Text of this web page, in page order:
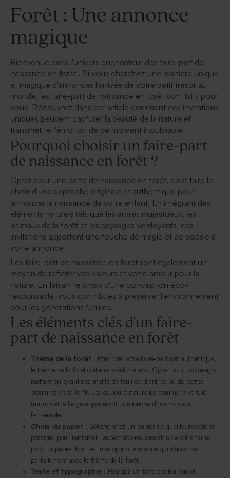
Forêt : Une annonce
magique
Bienvenue dans l'univers enchanteur des faire-part de
naissance en forêt ! Si vous cherchez une manière unique
et magique d'annoncer l'arrivée de votre petit trésor au
monde, les faire-part de naissance en forêt sont faits pour
vous. Découvrez dans cet article comment ces invitations
uniques peuvent capturer la beauté de la nature et
transmettre l'émotion de ce moment inoubliable.
Pourquoi choisir un faire-part
de naissance en forêt ?
Opter pour une carte de naissance en forêt, c'est faire le
choix d'une approche originale et authentique pour
annoncer la naissance de votre enfant. En intégrant des
éléments naturels tels que les arbres majestueux, les
animaux de la forêt et les paysages verdoyants, ces
invitations apportent une touche de magie et de poésie à
votre annonce.
Les faire-part de naissance en forêt sont également un
moyen de refléter vos valeurs et votre amour pour la
nature. En faisant le choix d'une conception éco-
responsable, vous contribuez à préserver l'environnement
pour les générations futures.
Les éléments clés d'un faire-
part de naissance en forêt
Thème de la forêt : Pour que votre faire-part soit authentique,
le thème de la forêt doit être prédominant. Optez pour un design
mettant en avant des motifs de feuilles, d'arbres ou de petites
créatures de la forêt. Les couleurs naturelles comme le vert, le
marron et le beige apporteront une touche d'harmonie à
l'ensemble.
Choix du papier : Sélectionnez un papier de qualité, recyclé si
possible, pour renforcer l'aspect éco-responsable de votre faire-
part. Le papier kraft est une option tendance qui s'accorde
parfaitement avec le thème de la forêt.
Texte et typographie : Rédigez un texte chaleureux et